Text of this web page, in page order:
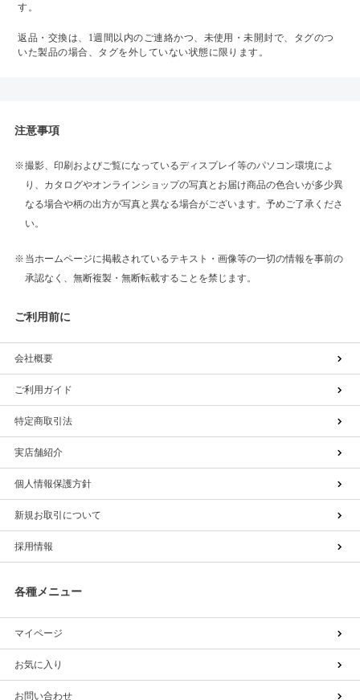
す。
返品・交換は、1週間以内のご連絡かつ、未使用・未開封で、タグのつ
いた製品の場合、タグを外していない状態に限ります。
注意事項
撮影、印刷およびご覧になっているディスプレイ等のパソコン環境によ
り、カタログやオンラインショップの写真とお届け商品の色合いが多少異
なる場合や柄の出方が写真と異なる場合がございます。予めご了承くださ
い。
当ホームページに掲載されているテキスト・画像等の一切の情報を事前の
承認なく、無断複製・無断転載することを禁じます。
ご利用前に
会社概要
ご利用ガイド
特定商取引法
実店舗紹介
個人情報保護方針
新規お取引について
採用情報
各種メニュー
マイページ
お気に入り
お問い合わせ